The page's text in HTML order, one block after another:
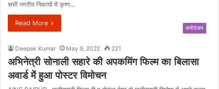
सभी नगरीय निकायों में कृष्ण…
Read More »
मनोरंजन
Deepak Kumar May 9, 2022 221
अभिनेत्री सोनाली सहारे की अपकमिंग फिल्म का बिलासा
अवार्ड में हुआ पोस्टर विमोचन